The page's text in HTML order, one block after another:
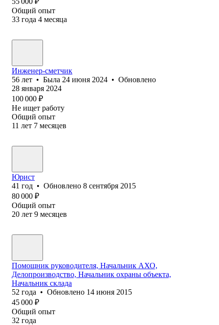
Общий опыт
33 года 4 месяца
Инженер-сметчик
56 лет • Была 24 июня 2024 • Обновлено
28 января 2024
100 000 ₽
Не ищет работу
Общий опыт
11 лет 7 месяцев
Юрист
41 год • Обновлено 8 сентября 2015
80 000 ₽
Общий опыт
20 лет 9 месяцев
Помощник руководителя, Начальник АХО,
Делопроизводство, Начальник охраны объекта,
Начальник склада
52 года • Обновлено 14 июня 2015
45 000 ₽
Общий опыт
32 года